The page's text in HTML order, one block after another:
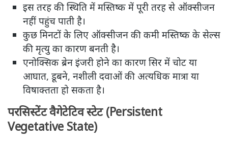
इस तरह की स्थिति में मस्तिष्क में पूरी तरह से ऑक्सीजन
नहीं पहुंच पाती है।
कुछ मिनटों के लिए ऑक्सीजन की कमी मस्तिष्क के सेल्स
की मृत्यु का कारण बनती है।
एनोक्सिक ब्रेन इंजरी होने का कारण सिर में चोट या
आघात, डूबने, नशीली दवाओं की अत्यधिक मात्रा या
विषाक्तता हो सकता है।
परसिस्टेंट वैगेटेटिव स्टेट (Persistent
Vegetative State)